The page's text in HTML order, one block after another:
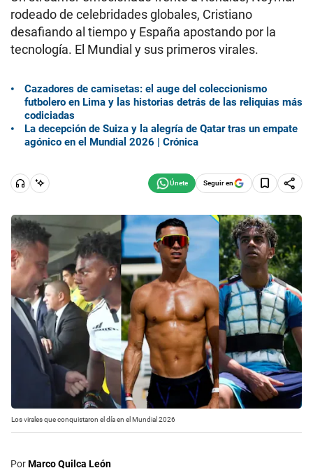
rodeado de celebridades globales, Cristiano
desafiando al tiempo y España apostando por la
tecnología. El Mundial y sus primeros virales.
Cazadores de camisetas: el auge del coleccionismo
futbolero en Lima y las historias detrás de las reliquias más
codiciadas
La decepción de Suiza y la alegría de Qatar tras un empate
agónico en el Mundial 2026 | Crónica
Seguir en
Los virales que conquistaron el día en el Mundial 2026
PorMarco Quilca León